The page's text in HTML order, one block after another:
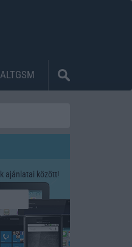
ajánlatai között!